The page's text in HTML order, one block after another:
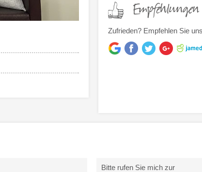
Empfehlungen
Zufrieden? Empfehlen Sie